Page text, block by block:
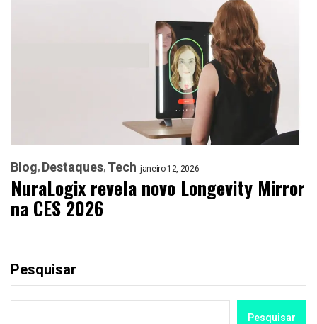
Blog Destaques Tech janeiro 12, 2026
NuraLogix revela novo Longevity Mirror
na CES 2026
Pesquisar
Pesquisar